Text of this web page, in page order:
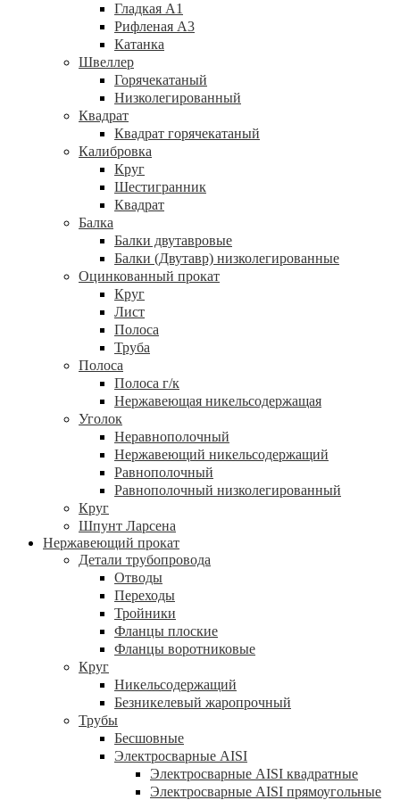
Гладкая А1
Рифленая А3
Катанка
Швеллер
Горячекатаный
Низколегированный
Квадрат
Квадрат горячекатаный
Калибровка
Круг
Шестигранник
Квадрат
Балка
Балки двутавровые
Балки (Двутавр) низколегированные
Оцинкованный прокат
Круг
Лист
Полоса
Труба
Полоса
Полоса г/к
Нержавеющая никельсодержащая
Уголок
Неравнополочный
Нержавеющий никельсодержащий
Равнополочный
Равнополочный низколегированный
Круг
Шпунт Ларсена
Нержавеющий прокат
Детали трубопровода
Отводы
Переходы
Тройники
Фланцы плоские
Фланцы воротниковые
Круг
Никельсодержащий
Безникелевый жаропрочный
Трубы
Бесшовные
Электросварные AISI
Электросварные AISI квадратные
Электросварные AISI прямоугольные